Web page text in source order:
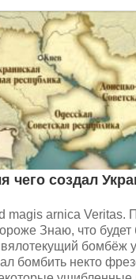
чего создал
magis arnica Veritas.
Знаю, что
бомбёж
бомбить некто